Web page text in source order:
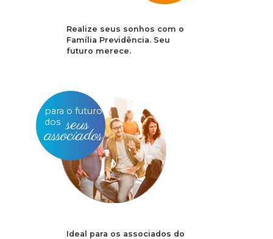
Realize seus sonhos com o
Família Previdência. Seu
futuro merece.
para o futuro
dos seus
associados
Ideal para os associados do